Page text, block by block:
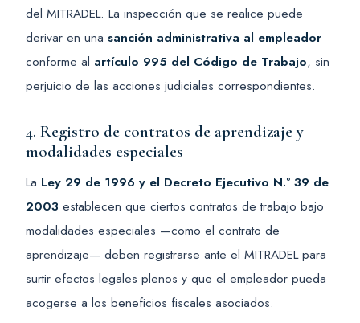
del MITRADEL. La inspección que se realice puede
derivar en una sanción administrativa al empleador
conforme al artículo 995 del Código de Trabajo, sin
perjuicio de las acciones judiciales correspondientes.
4. Registro de contratos de aprendizaje y
modalidades especiales
La Ley 29 de 1996 y el Decreto Ejecutivo N.º 39 de
2003 establecen que ciertos contratos de trabajo bajo
modalidades especiales —como el contrato de
aprendizaje— deben registrarse ante el MITRADEL para
surtir efectos legales plenos y que el empleador pueda
acogerse a los beneficios fiscales asociados.